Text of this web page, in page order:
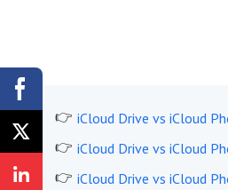
iCloud Drive vs iCloud
iCloud Drive vs iCloud
iCloud Drive vs iCloud